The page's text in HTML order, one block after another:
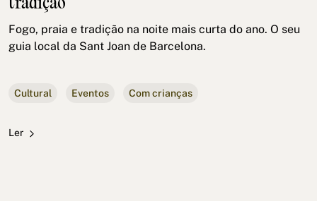
tradição
Fogo, praia e tradição na noite mais curta do ano. O seu
guia local da Sant Joan de Barcelona.
Cultural Eventos Com crianças
Ler